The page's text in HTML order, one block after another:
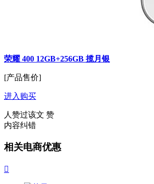
荣耀 400 12GB+256GB 揽月银
[产品售价]
进入购买
人赞过该文 赞
内容纠错
相关电商优惠
